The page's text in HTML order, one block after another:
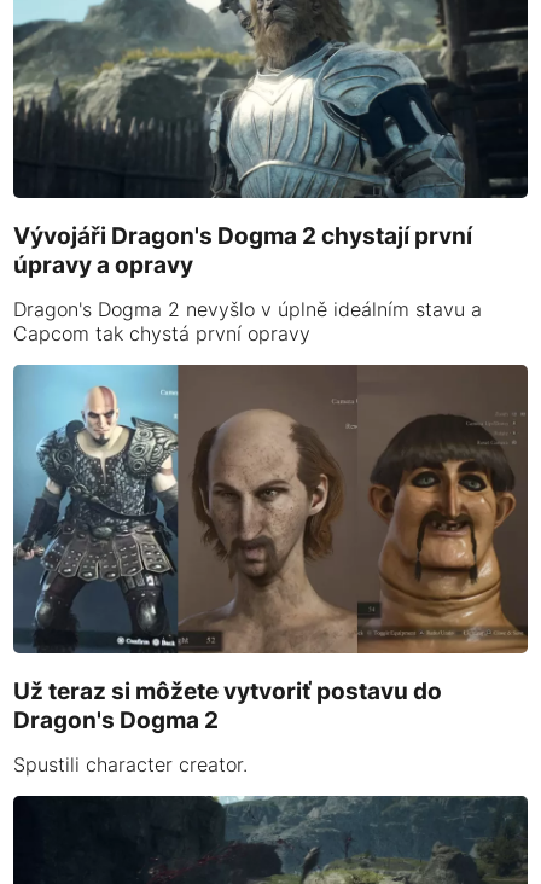
Vývojáři Dragon's Dogma 2 chystají první
úpravy a opravy
Dragon's Dogma 2 nevyšlo v úplně ideálním stavu a
Capcom tak chystá první opravy
Už teraz si môžete vytvoriť postavu do
Dragon's Dogma 2
Spustili character creator.